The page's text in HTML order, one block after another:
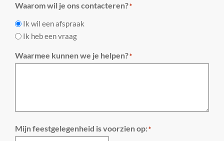
Waarom wil je ons contacteren?*
Ik wil een afspraak
Ik heb een vraag
Waarmee kunnen we je helpen?*
Mijn feestgelegenheid is voorzien op:*